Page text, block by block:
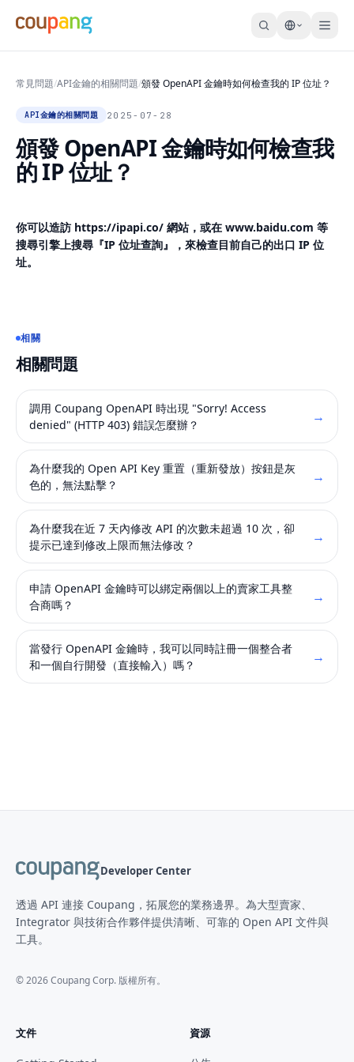
常見問題/API金鑰的相關問題/頒發 OpenAPI 金鑰時如何檢查我的 IP 位址？
API金鑰的相關問題 2025-07-28
頒發 OpenAPI 金鑰時如何檢查我
的 IP 位址？
你可以造訪 https://ipapi.co/ 網站，或在 www.baidu.com 等
搜尋引擎上搜尋『IP 位址查詢』，來檢查目前自己的出口 IP 位
址。
相關
相關問題
調用 Coupang OpenAPI 時出現 "Sorry! Access
denied" (HTTP 403) 錯誤怎麼辦？
→
為什麼我的 Open API Key 重置（重新發放）按鈕是灰
色的，無法點擊？
→
為什麼我在近 7 天內修改 API 的次數未超過 10 次，卻
提示已達到修改上限而無法修改？
→
申請 OpenAPI 金鑰時可以綁定兩個以上的賣家工具整
合商嗎？
→
當發行 OpenAPI 金鑰時，我可以同時註冊一個整合者
和一個自行開發（直接輸入）嗎？
→
Developer Center
透過 API 連接 Coupang，拓展您的業務邊界。為大型賣家、
Integrator 與技術合作夥伴提供清晰、可靠的 Open API 文件與
工具。
©2026Coupang Corp. 版權所有。
文件 資源